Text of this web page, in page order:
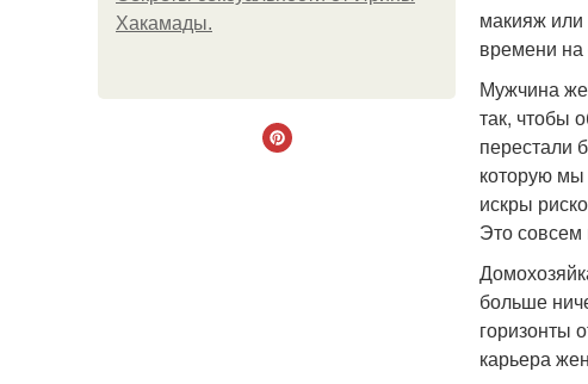
Хакамады.
макияж или
времени на
Мужчина же
так, чтобы
перестали
которую мы
искры
Это совсем
больше
горизонты
карьера